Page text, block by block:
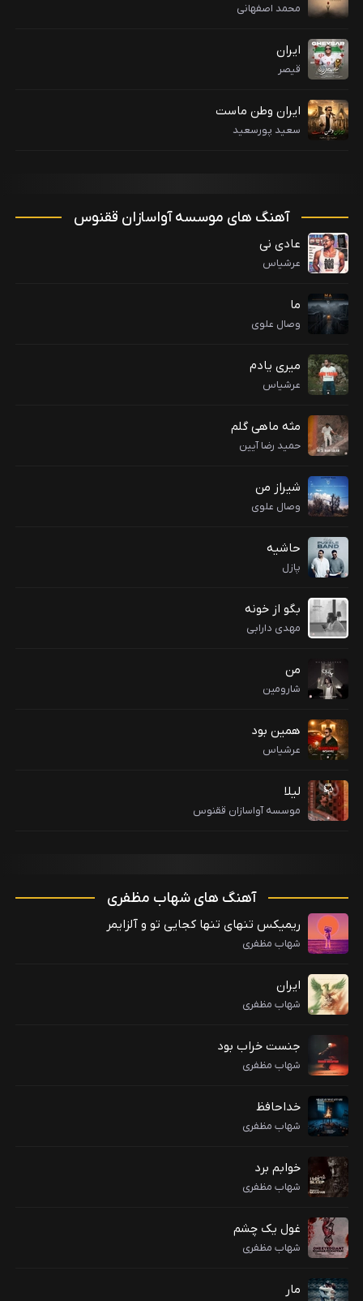
محمد اصفهانی
ایران
قیصر
ایران وطن ماست
سعید پورسعید
آهنگ های موسسه آواسازان ققنوس
عادی نی
عرشیاس
ما
وصال علوی
میری یادم
عرشیاس
مثه ماهی گلم
حمید رضا آیین
شیراز من
وصال علوی
حاشیه
پازل
بگو از خونه
مهدی دارابی
من
شارومین
همین بود
عرشیاس
لیلا
موسسه آواسازان ققنوس
آهنگ های شهاب مظفری
ریمیکس تنهای تنها کجایی تو و آلزایمر
شهاب مظفری
ایران
شهاب مظفری
جنست خراب بود
شهاب مظفری
خداحافظ
شهاب مظفری
خوابم برد
شهاب مظفری
غول یک چشم
شهاب مظفری
مار